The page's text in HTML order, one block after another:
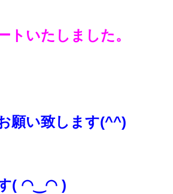
トいたしました。
願い致します(^^)
( ◠‿◠ )